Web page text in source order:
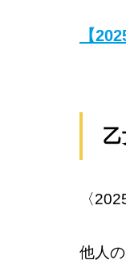
【
〈
他人